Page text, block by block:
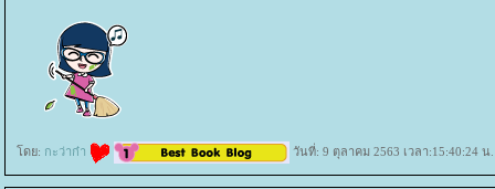
ดย: กะว่าก๋า วันที่: 9 ตุลาคม 2563 เวลา:15:40:24 น.